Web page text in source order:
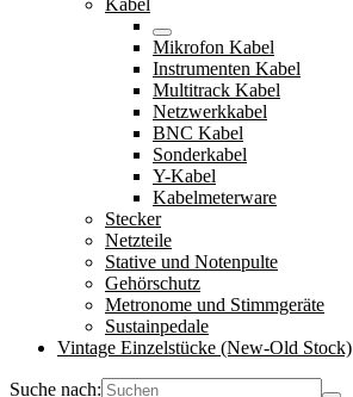
Kabel
Mikrofon Kabel
Instrumenten Kabel
Multitrack Kabel
Netzwerkkabel
BNC Kabel
Sonderkabel
Y-Kabel
Kabelmeterware
Stecker
Netzteile
Stative und Notenpulte
Gehörschutz
Metronome und Stimmgeräte
Sustainpedale
Vintage Einzelstücke (New-Old Stock)
Suche nach: